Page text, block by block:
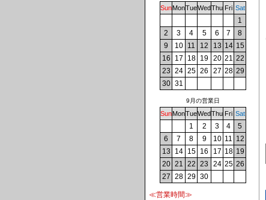
SunMonTueWedThu Fri Sat
1
2
3 4 5 6 7
8
9
10 11 12 13 14 15
16
17 18 19 20 21 22
23 24 25 26 27 28 29
30 31
9月の営業日
SunMonTueWedThu Fri Sat
1 2 3 4
5
6
7 8 9 10 11 12
13
14 15 16 17 18 19
20 21 22 23 24 25 26
27 28 29 30
≪営業時間≫